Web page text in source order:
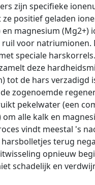
zijn specifieke
positief geladen
en magnesium (Mg2+)
voor natriumionen.
speciale
deze
tot de hars verzadigd
zogenoemde
pekelwater (een
alle kalk en
vindt meestal 's
terug
opnieuw
schadelijk en